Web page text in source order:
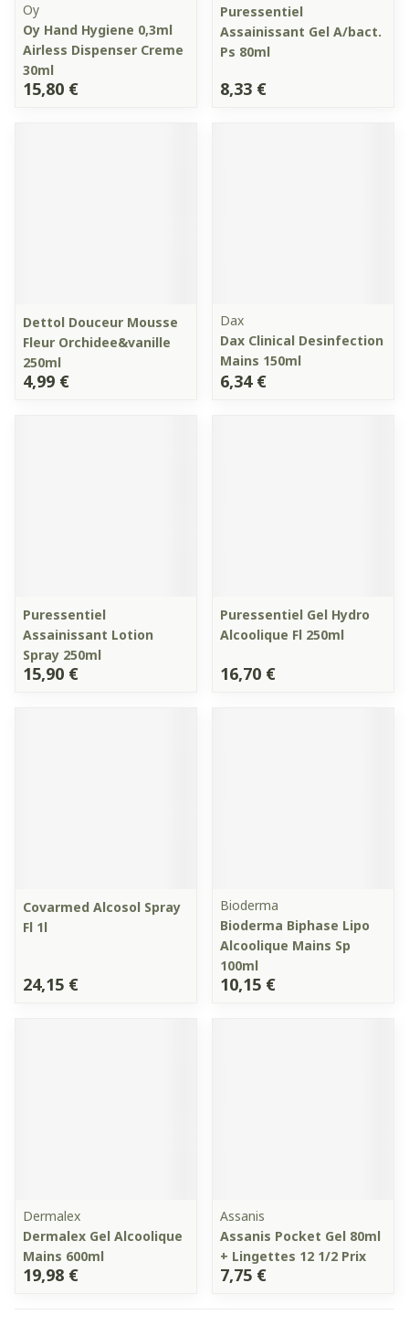
Oy
Oy Hand Hygiene 0,3ml
Airless Dispenser Creme
30ml
15,80 €
Puressentiel
Assainissant Gel A/bact.
Ps 80ml
8,33 €
Dettol Douceur Mousse
Fleur Orchidee&vanille
250ml
4,99 €
Dax
Dax Clinical Desinfection
Mains 150ml
6,34 €
Puressentiel
Assainissant Lotion
Spray 250ml
15,90 €
Puressentiel Gel Hydro
Alcoolique Fl 250ml
16,70 €
Covarmed Alcosol Spray
Fl 1l
24,15 €
Bioderma
Bioderma Biphase Lipo
Alcoolique Mains Sp
100ml
10,15 €
Dermalex
Dermalex Gel Alcoolique
Mains 600ml
19,98 €
Assanis
Assanis Pocket Gel 80ml
+ Lingettes 12 1/2 Prix
7,75 €